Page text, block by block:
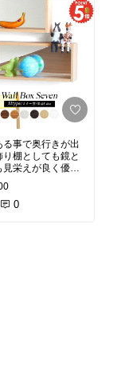
る事で奥行きが出
り棚としても鏡と
見栄えが良く優秀
0